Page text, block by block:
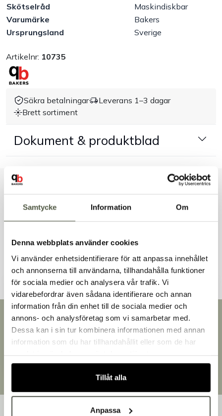
Samtycke Information Om
Denna webbplats använder cookies
Vi använder enhetsidentifierare för att anpassa innehållet
och annonserna till användarna, tillhandahålla funktioner
för sociala medier och analysera vår trafik. Vi
vidarebefordrar även sådana identifierare och annan
information från din enhet till de sociala medier och
annons- och analysföretag som vi samarbetar med.
Dessa kan i sin tur kombinera informationen med annan
information som du har tillhandahållit eller som de har
Tillåt alla
Anpassa
Monin
Handla efter bransch
Kontakt
Skötselråd
Maskindiskbar
Varumärke
Bakers
Ursprungsland
Sverige
Artikelnr: 10735
Säkra betalningar
Leverans 1–3 dagar
Brett sortiment
Dokument & produktblad
Liknande produkter
Snabb leverans
Leverans inom 3-5 arbetsdagar.
Brett sortiment
Över 30 000 produkter
Egen produktion
Designat och tillverkat i Småland
Välkommen till Bakers!
Handlar du som företag eller privatperson?
Fortsätt som privatperson